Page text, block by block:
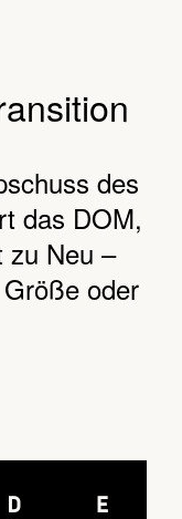
des
das DOM,
zu Neu –
oder
D E